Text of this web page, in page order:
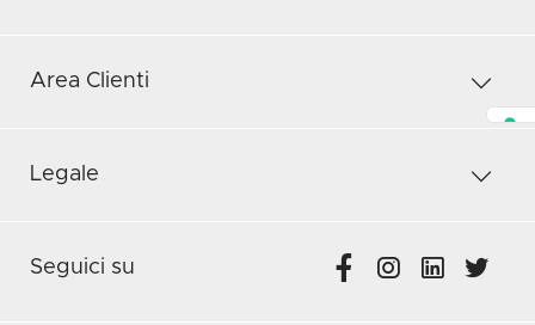
Area Clienti
Legale
Seguici su